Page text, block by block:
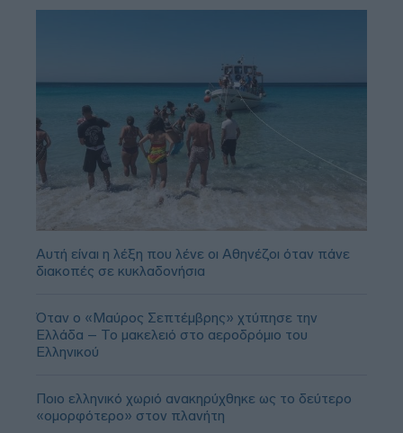
Αυτή είναι η λέξη που λένε οι Αθηνέζοι όταν πάνε
διακοπές σε κυκλαδονήσια
Όταν ο «Μαύρος Σεπτέμβρης» χτύπησε την
Ελλάδα – Το μακελειό στο αεροδρόμιο του
Ελληνικού
Ποιο ελληνικό χωριό ανακηρύχθηκε ως το δεύτερο
«ομορφότερο» στον πλανήτη